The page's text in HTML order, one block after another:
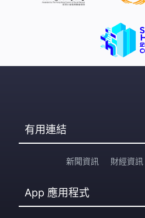
有用連結
新聞資訊 財經資訊
App 應用程式